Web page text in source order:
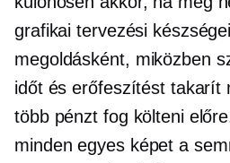
grafikai tervezési
megoldásként, miközben
időt és erőfeszítést takarít
több pénzt fog költeni
minden egyes képet a